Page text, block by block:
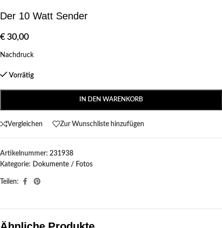
Der 10 Watt Sender
€ 30,00
Nachdruck
Vorrätig
IN DEN WARENKORB
Vergleichen Zur Wunschliste hinzufügen
Artikelnummer: 231938
Kategorie: Dokumente / Fotos
Teilen: